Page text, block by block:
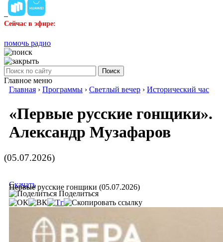
Сейчас в эфире:
помочь радио
Поиск
Главное меню
Главная › Программы › Светлый вечер › Исторический час
«Первые русские гонщики».
Александр Музафаров
(05.07.2026)
Первые русские гонщики (05.07.2026)
Скачать
Поделиться